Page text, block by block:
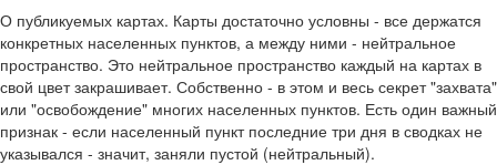
О публикуемых картах. Карты достаточно условны - все держатся
конкретных населенных пунктов, а между ними - нейтральное
пространство. Это нейтральное пространство каждый на картах в
свой цвет закрашивает. Собственно - в этом и весь секрет "захвата"
или "освобождение" многих населенных пунктов. Есть один важный
признак - если населенный пункт последние три дня в сводках не
указывался - значит, заняли пустой (нейтральный).